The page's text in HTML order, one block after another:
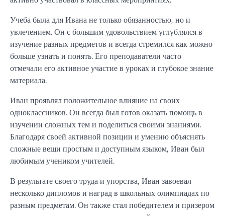
Учеба была для Ивана не только обязанностью, но и
увлечением. Он с большим удовольствием углублялся в
изучение разных предметов и всегда стремился как можно
больше узнать и понять. Его преподаватели часто
отмечали его активное участие в уроках и глубокое знание
материала.
Иван проявлял положительное влияние на своих
одноклассников. Он всегда был готов оказать помощь в
изучении сложных тем и поделиться своими знаниями.
Благодаря своей активной позиции и умению объяснять
сложные вещи простым и доступным языком, Иван был
любимым учеником учителей.
В результате своего труда и упорства, Иван завоевал
несколько дипломов и наград в школьных олимпиадах по
разным предметам. Он также стал победителем и призером